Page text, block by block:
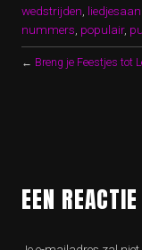
wedstrijden
nummers populair,
← Breng je Feestjes tot
EEN